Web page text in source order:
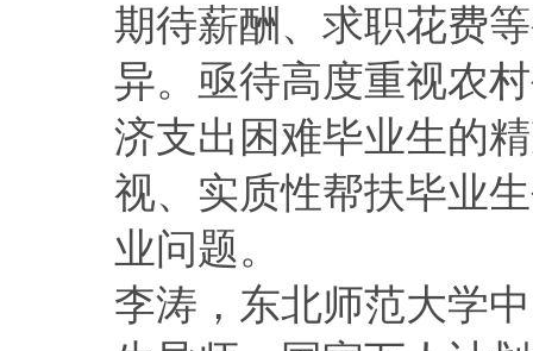
期待薪酬、求职花费
异。亟待高度重视农
济支出困难毕业生的
视、实质性帮扶毕业
业问题。
李涛，东北师范大学